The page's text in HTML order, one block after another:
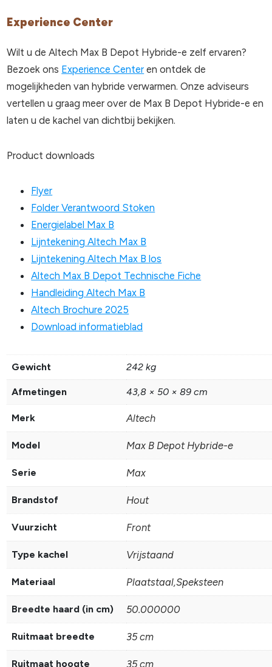
Experience Center
Wilt u de Altech Max B Depot Hybride-e zelf ervaren?
Bezoek ons Experience Center en ontdek de
mogelijkheden van hybride verwarmen. Onze adviseurs
vertellen u graag meer over de Max B Depot Hybride-e en
laten u de kachel van dichtbij bekijken.
Product downloads
Flyer
Folder Verantwoord Stoken
Energielabel Max B
Lijntekening Altech Max B
Lijntekening Altech Max B los
Altech Max B Depot Technische Fiche
Handleiding Altech Max B
Altech Brochure 2025
Download informatieblad
Gewicht 242 kg
Afmetingen 43,8 × 50 × 89 cm
Merk Altech
Model Max B Depot Hybride-e
Serie Max
Brandstof Hout
Vuurzicht Front
Type kachel Vrijstaand
Materiaal Plaatstaal,Speksteen
Breedte haard (in cm) 50.000000
Ruitmaat breedte 35 cm
Ruitmaat hoogte 35 cm